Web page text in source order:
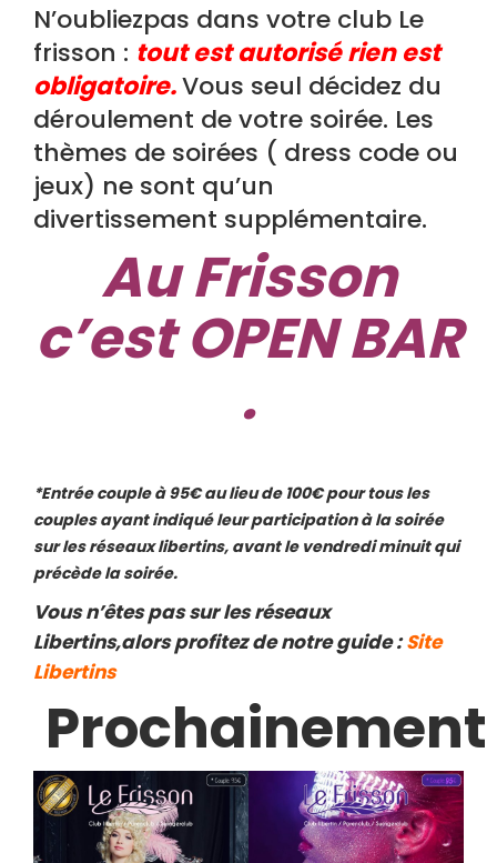
N’oubliezpas dans votre club Le
frisson : tout est autorisé rien est
obligatoire.Vous seul décidez du
déroulement de votre soirée. Les
thèmes de soirées ( dress code ou
jeux) ne sont qu’un
divertissement supplémentaire.
Au Frisson
c’est OPEN BAR
.
*Entrée couple à 95€ au lieu de 100€ pour tous les
couples ayant indiqué leur participation à la soirée
sur les réseaux libertins, avant le vendredi minuit qui
précède la soirée.
Vous n’êtes pas sur les réseaux
Libertins,alors profitez de notre guide :Site
Libertins
Prochainement